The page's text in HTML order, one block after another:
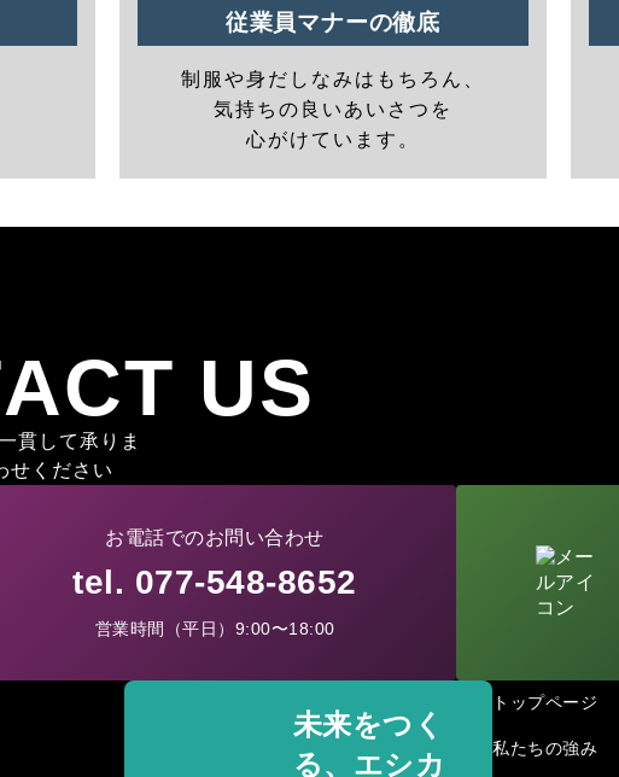
従業員マナーの徹底
制服や身だしなみはもちろん、
気持ちの良いあいさつを
心がけています。
US
貫して承りま
せください
お電話でのお問い合わせ
tel. 077-548-8652
営業時間（平日）9:00〜18:00
未来をつく
る、エシカ
トップページ
私たちの強み